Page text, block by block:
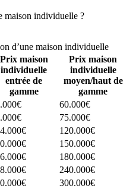
maison individuelle ?
d’une maison individuelle
Prix maison
individuelle
entrée de
gamme
Prix maison
individuelle
moyen/haut de
gamme
60.000€
75.000€
120.000€
150.000€
180.000€
240.000€
300.000€